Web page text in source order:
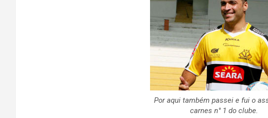
Por aqui também passei e fui o
carnes n° 1 do clube.